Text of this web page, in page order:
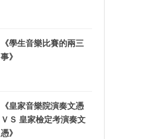
《學生音樂比賽的兩三
事》
《皇家音樂院演奏文憑
ＶＳ 皇家檢定考演奏文
憑》